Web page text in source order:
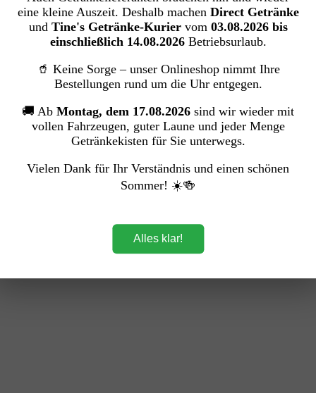
eine kleine Auszeit. Deshalb machen Direct Getränke
und Tine's Getränke-Kuriervom 03.08.2026 bis
einschließlich 14.08.2026Betriebsurlaub.
🥤 Keine Sorge – unser Onlineshop nimmt Ihre
Bestellungen rund um die Uhr entgegen.
🚚 Ab Montag, dem 17.08.2026 sind wir wieder mit
vollen Fahrzeugen, guter Laune und jeder Menge
Getränkekisten für Sie unterwegs.
Vielen Dank für Ihr Verständnis und einen schönen
Sommer! ☀️🍻
Alles klar!